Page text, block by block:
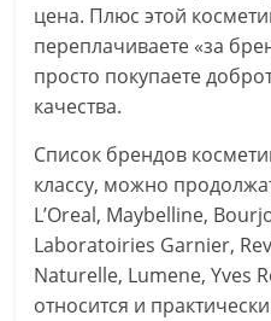
цена. Плюс этой
переплачиваете «за
просто покупаете
качества.
Список брендов
классу, можно
L’Oreal, Maybelline,
Laboratoiries Garnier,
Naturelle, Lumene, Yves
относится и